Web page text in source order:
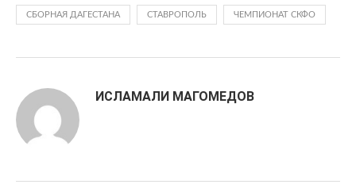
СБОРНАЯ ДАГЕСТАНА СТАВРОПОЛЬ ЧЕМПИОНАТ СКФО
ИСЛАМАЛИ МАГОМЕДОВ